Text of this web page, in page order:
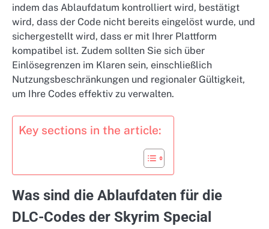
indem das Ablaufdatum kontrolliert wird, bestätigt
wird, dass der Code nicht bereits eingelöst wurde, und
sichergestellt wird, dass er mit Ihrer Plattform
kompatibel ist. Zudem sollten Sie sich über
Einlösegrenzen im Klaren sein, einschließlich
Nutzungsbeschränkungen und regionaler Gültigkeit,
um Ihre Codes effektiv zu verwalten.
Key sections in the article:
Was sind die Ablaufdaten für die
DLC-Codes der Skyrim Special